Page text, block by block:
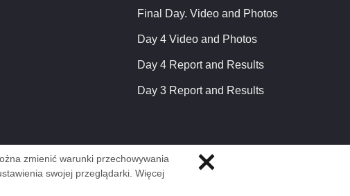
Final Day. Video and Photos
Day 4 Video and Photos
Day 4 Report and Results
Day 3 Report and Results
zmienić warunki przechowywania
swojej przeglądarki. Więcej